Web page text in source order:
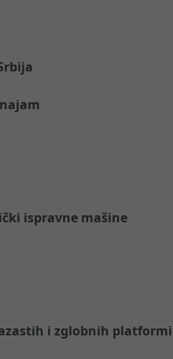
ispravne mašine
i zglobnih platformi